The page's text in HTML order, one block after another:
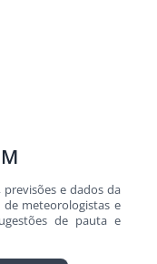
e dados da
meteorologistas e
de pauta e